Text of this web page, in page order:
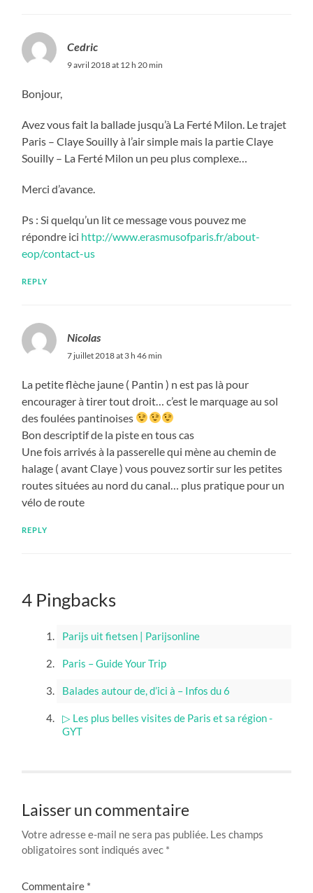
Cedric
9 avril 2018 at 12 h 20 min
Bonjour,
Avez vous fait la ballade jusqu’à La Ferté Milon. Le trajet
Paris – Claye Souilly à l’air simple mais la partie Claye
Souilly – La Ferté Milon un peu plus complexe…
Merci d’avance.
Ps : Si quelqu’un lit ce message vous pouvez me
répondre ici http://www.erasmusofparis.fr/about-
eop/contact-us
REPLY
Nicolas
7 juillet 2018 at 3 h 46 min
La petite flèche jaune ( Pantin ) n est pas là pour
encourager à tirer tout droit… c’est le marquage au sol
des foulées pantinoises
Bon descriptif de la piste en tous cas
Une fois arrivés à la passerelle qui mène au chemin de
halage ( avant Claye ) vous pouvez sortir sur les petites
routes situées au nord du canal… plus pratique pour un
vélo de route
REPLY
4 Pingbacks
Parijs uit fietsen | Parijsonline
Paris – Guide Your Trip
Balades autour de, d’ici à – Infos du 6
▷ Les plus belles visites de Paris et sa région -
GYT
Laisser un commentaire
Votre adresse e-mail ne sera pas publiée. Les champs
obligatoires sont indiqués avec *
Commentaire *